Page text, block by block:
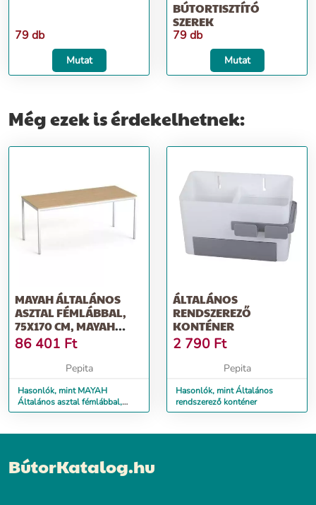
79 db
Mutat
BÚTORTISZTÍTÓ
SZEREK
79 db
Mutat
Még ezek is érdekelhetnek:
MAYAH ÁLTALÁNOS
ASZTAL FÉMLÁBBAL,
75X170 CM, MAYAH
&QUOT;FREEDOM SV-
40...
86 401 Ft
Pepita
Hasonlók, mint MAYAH
Általános asztal fémlábbal,
75x170 cm, MAYAH
ÁLTALÁNOS
RENDSZEREZŐ
KONTÉNER
2 790 Ft
Pepita
Hasonlók, mint Általános
rendszerező konténer
BútorKatalog.hu